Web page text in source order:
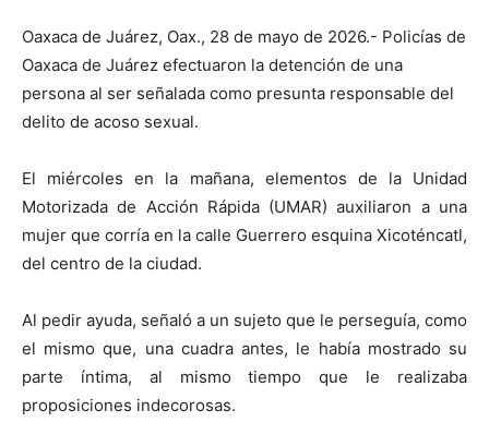
Oaxaca de Juárez, Oax., 28 de mayo de 2026.- Policías de
Oaxaca de Juárez efectuaron la detención de una
persona al ser señalada como presunta responsable del
delito de acoso sexual.
El miércoles en la mañana, elementos de la Unidad
Motorizada de Acción Rápida (UMAR) auxiliaron a una
mujer que corría en la calle Guerrero esquina Xicoténcatl,
del centro de la ciudad.
Al pedir ayuda, señaló a un sujeto que le perseguía, como
el mismo que, una cuadra antes, le había mostrado su
parte íntima, al mismo tiempo que le realizaba
proposiciones indecorosas.